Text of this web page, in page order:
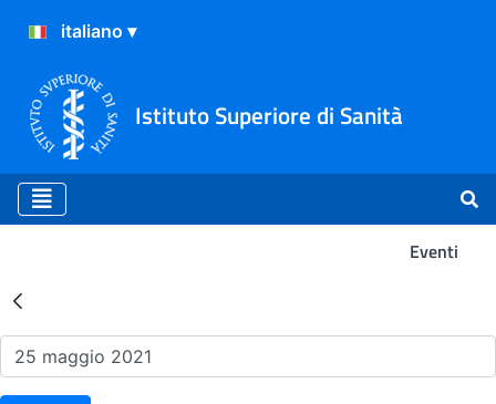
Istituto Superiore di Sanità
Eventi
Risultati della Ricerca -